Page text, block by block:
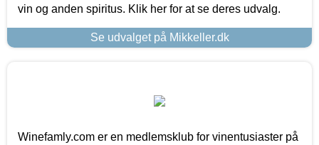
vin og anden spiritus. Klik her for at se deres udvalg.
Se udvalget på Mikkeller.dk
Winefamly.com er en medlemsklub for vinentusiaster på